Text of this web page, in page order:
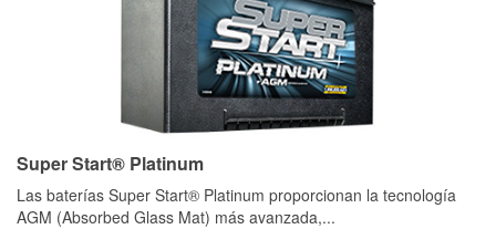
Super Start® Platinum
Las baterías Super Start® Platinum proporcionan la tecnología
AGM (Absorbed Glass Mat) más avanzada,...